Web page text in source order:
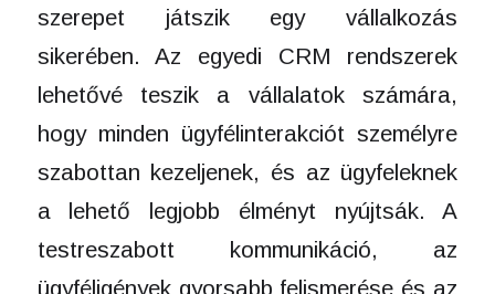
szerepet játszik egy vállalkozás
sikerében. Az egyedi CRM rendszerek
lehetővé teszik a vállalatok számára,
hogy minden ügyfélinterakciót személyre
szabottan kezeljenek, és az ügyfeleknek
a lehető legjobb élményt nyújtsák. A
testreszabott kommunikáció, az
ügyféligények gyorsabb felismerése és az